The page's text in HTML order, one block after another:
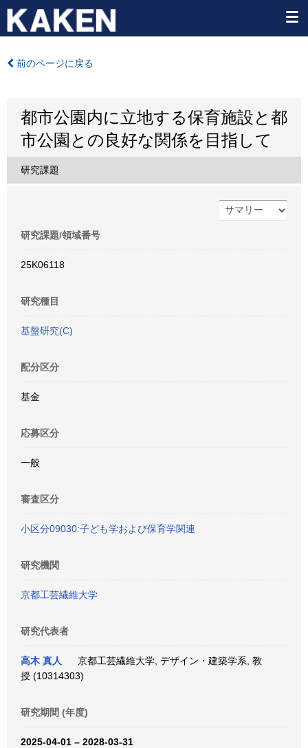
前のページに戻る
都市公園内に立地する保育施設と都
市公園との良好な関係を目指して
研究課題
研究課題/領域番号
25K06118
研究種目
基盤研究(C)
配分区分
基金
応募区分
一般
審査区分
小区分09030:子ども学および保育学関連
研究機関
京都工芸繊維大学
研究代表者
高木 真人
京都工芸繊維大学, デザイン・建築学系, 教
授 (10314303)
研究期間 (年度)
2025-04-01 – 2028-03-31